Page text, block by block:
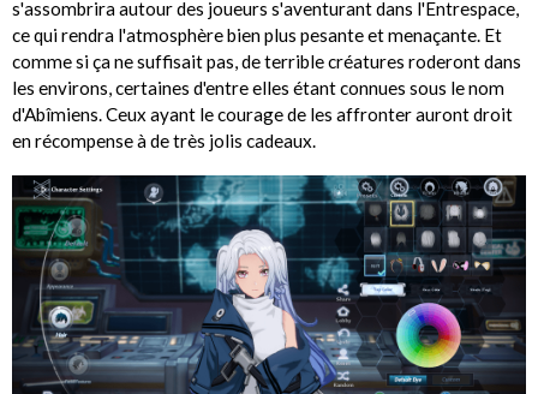
s'assombrira autour des joueurs s'aventurant dans l'Entrespace,
ce qui rendra l'atmosphère bien plus pesante et menaçante. Et
comme si ça ne suffisait pas, de terrible créatures roderont dans
les environs, certaines d'entre elles étant connues sous le nom
d'Abîmiens. Ceux ayant le courage de les affronter auront droit
en récompense à de très jolis cadeaux.